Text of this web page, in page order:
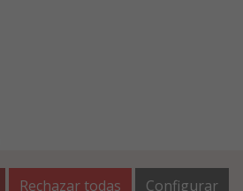
Rechazar todas Configurar